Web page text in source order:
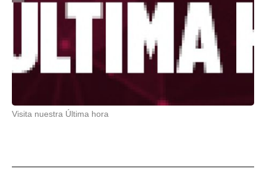
Visita nuestra Última hora